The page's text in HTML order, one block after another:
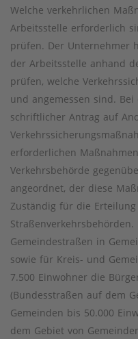
Welche verkehrlichen
Arbeitsstelle erforderlich
prüfen. Der Unternehmer
der Arbeitsstelle anhand
prüfen, welche
und angemessen sind.
schriftlicher Antrag auf
erforderlichen
Verkehrsbehörde
angeordnet, der diese
Zuständig für die
Gemeindestraßen in
sowie für Kreis- und
7.500 Einwohner die
(Bundesstraßen auf dem
Gemeinden bis 50.000
dem Gebiet von